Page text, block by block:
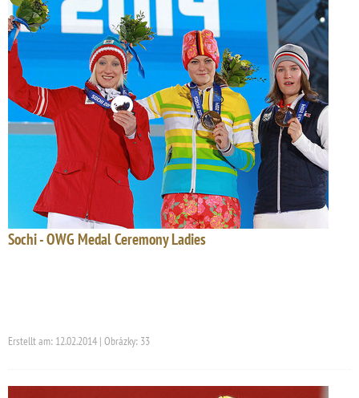
Sochi - OWG Medal Ceremony Ladies
Erstellt am: 12.02.2014 | Obrázky: 33